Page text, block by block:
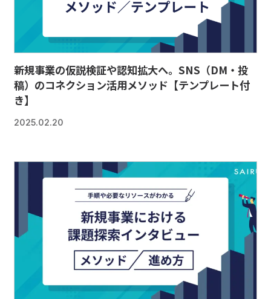
新規事業の仮説検証や認知拡大へ。SNS（DM・投
稿）のコネクション活用メソッド【テンプレート付
き】
2025.02.20